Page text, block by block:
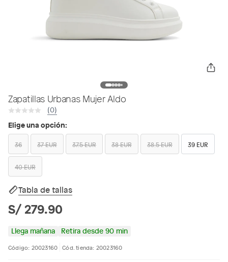
Zapatillas Urbanas Mujer Aldo
(0)
Elige una opción:
36 37 EUR 37.5 EUR 38 EUR 38.5 EUR 39 EUR
40 EUR
Tabla de tallas
S/ 279.90
Llega mañana Retira desde 90 min
Código: 20023160 Cód. tienda: 20023160